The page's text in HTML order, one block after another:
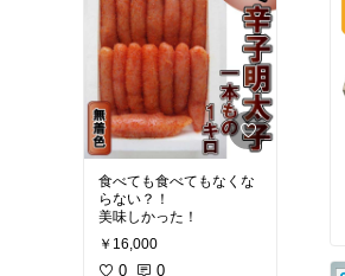
食べても食べてもなくな
らない？！
美味しかった！
￥16,000
0 0